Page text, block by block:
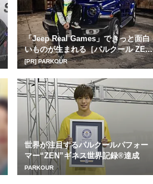
「Jeep Real Games」できっと面白
いものが生まれる［パルクール ZE...
[PR] PARKOUR
世界が注目するパルクールパフォー
マー“ZEN”ギネス世界記録®達成
PARKOUR